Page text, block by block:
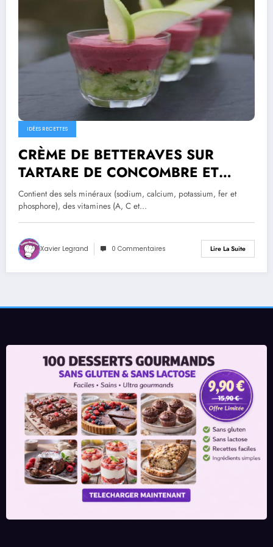
IDÉES RECETTES
CRÈME DE BETTERAVES SUR
TARTARE DE CONCOMBRE ET
POMME VERTE
Contient des sels minéraux (sodium, calcium, potassium, fer et
phosphore), des vitamines (A, C et…
Xavier Legrand 0 Commentaires Lire La Suite